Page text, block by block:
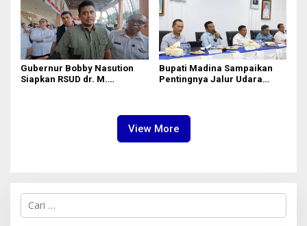
Gubernur Bobby Nasution
Siapkan RSUD dr. M.
Bupati Madina Sampaikan
Pentingnya Jalur Udara
View More
C